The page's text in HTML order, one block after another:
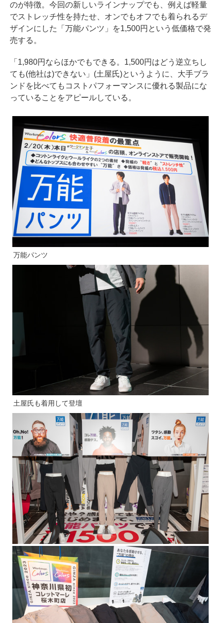
のが特徴。今回の新しいラインナップでも、例えば軽量
でストレッチ性を持たせ、オンでもオフでも着られるデ
ザインにした「万能パンツ」を1,500円という低価格で発
売する。
「1,980円ならほかでもできる。1,500円はどう逆立ちし
ても(他社は)できない」(土屋氏)というように、大手ブラ
ンドを比べてもコストパフォーマンスに優れる製品にな
っていることをアピールしている。
万能パンツ
土屋氏も着用して登壇